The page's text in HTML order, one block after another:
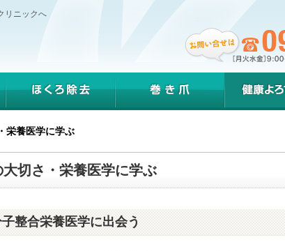
リニックへ
栄養医学に学ぶ
大切さ・栄養医学に学ぶ
整合栄養医学に出会う